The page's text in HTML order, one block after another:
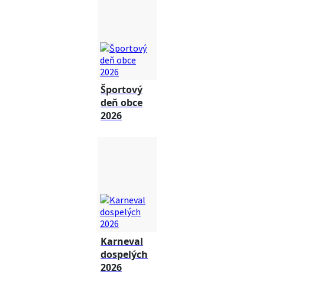
Športový
deň obce
2026
Karneval
dospelých
2026